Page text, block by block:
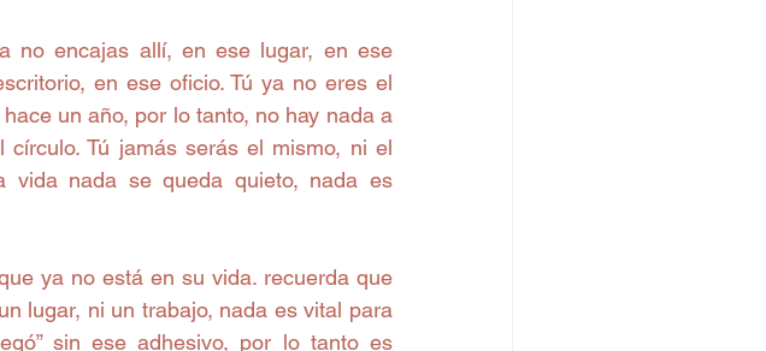
no encajas allí, en ese lugar, en ese
en ese oficio. Tú ya no eres el
un año, por lo tanto, no hay nada a
Tú jamás serás el mismo, ni el
vida nada se queda quieto, nada es
ya no está en su vida. recuerda que
lugar, ni un trabajo, nada es vital para
sin ese adhesivo, por lo tanto es